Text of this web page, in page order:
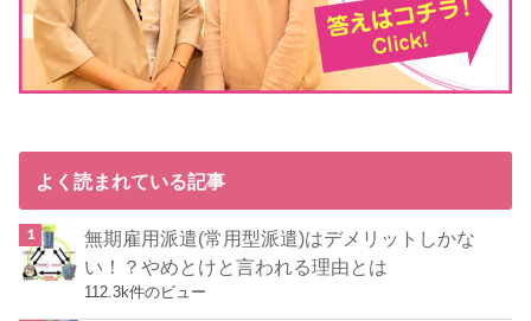
よく読まれている記事
無期雇用派遣(常用型派遣)はデメリットしかな
い！？やめとけと言われる理由とは
112.3k件のビュー